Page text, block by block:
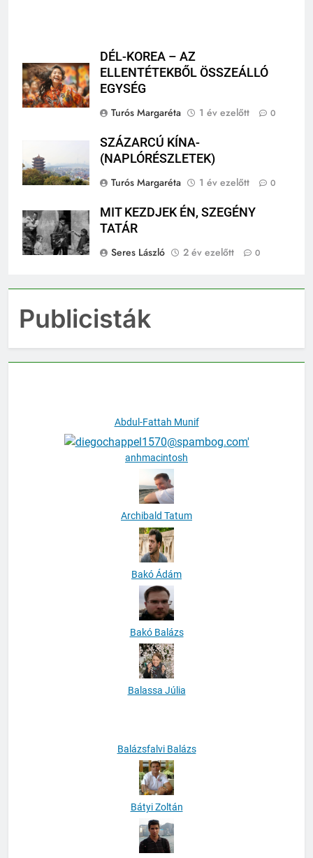
DÉL-KOREA – AZ
ELLENTÉTEKBŐL ÖSSZEÁLLÓ
SZÁZARCÚ KÍNA-
MIT KEZDJEK ÉN, SZEGÉNY
Publicisták
Abdul-Fattah Munif
anhmacintosh
Archibald Tatum
Bakó Ádám
Bakó Balázs
Balázsfalvi Balázs
Bátyi Zoltán